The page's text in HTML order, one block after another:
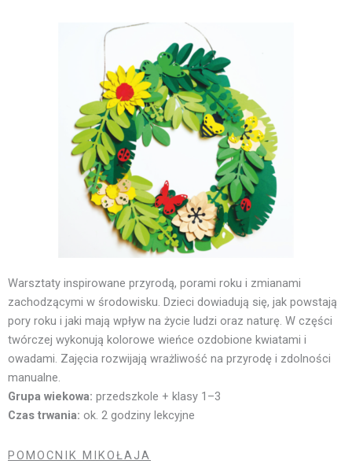
Warsztaty inspirowane przyrodą, porami roku i zmianami
zachodzącymi w środowisku. Dzieci dowiadują się, jak powstają
pory roku i jaki mają wpływ na życie ludzi oraz naturę. W części
twórczej wykonują kolorowe wieńce ozdobione kwiatami i
owadami. Zajęcia rozwijają wrażliwość na przyrodę i zdolności
manualne.
Grupa wiekowa: przedszkole + klasy 1–3
Czas trwania: ok. 2 godziny lekcyjne
POMOCNIK MIKOŁAJA